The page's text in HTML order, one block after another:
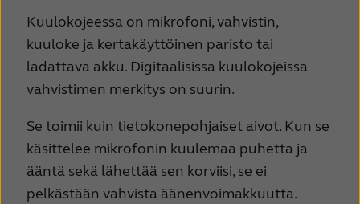
Kuulokojeessa on mikrofoni, vahvistin,
kuuloke ja kertakäyttöinen paristo tai
ladattava akku. Digitaalisissa kuulokojeissa
vahvistimen merkitys on suurin.
Se toimii kuin tietokonepohjaiset aivot. Kun se
käsittelee mikrofonin kuulemaa puhetta ja
ääntä sekä lähettää sen korviisi, se ei
pelkästään vahvista äänenvoimakkuutta.